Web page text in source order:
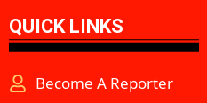
QUICK LINKS
Become A Reporter